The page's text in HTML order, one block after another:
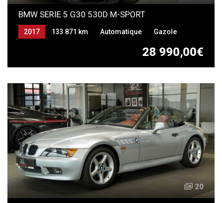
BMW SERIE 5 G30 530D M-SPORT
28 990,00€
2017 133 871 km Automatique Gazole
20